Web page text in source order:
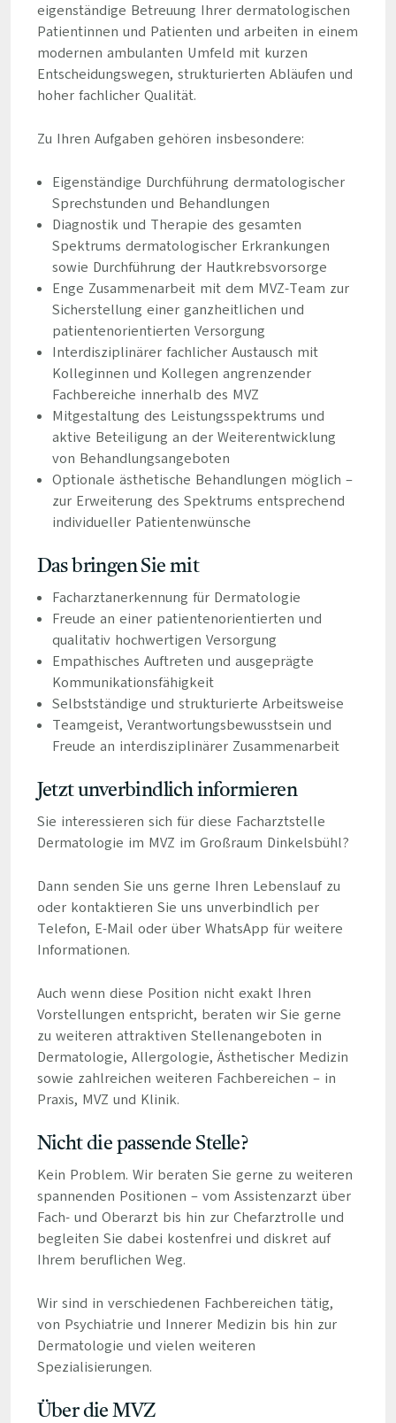
eigenständige Betreuung Ihrer dermatologischen
Patientinnen und Patienten und arbeiten in einem
modernen ambulanten Umfeld mit kurzen
Entscheidungswegen, strukturierten Abläufen und
hoher fachlicher Qualität.
Zu Ihren Aufgaben gehören insbesondere:
Eigenständige Durchführung dermatologischer
Sprechstunden und Behandlungen
Diagnostik und Therapie des gesamten
Spektrums dermatologischer Erkrankungen
sowie Durchführung der Hautkrebsvorsorge
Enge Zusammenarbeit mit dem MVZ-Team zur
Sicherstellung einer ganzheitlichen und
patientenorientierten Versorgung
Interdisziplinärer fachlicher Austausch mit
Kolleginnen und Kollegen angrenzender
Fachbereiche innerhalb des MVZ
Mitgestaltung des Leistungsspektrums und
aktive Beteiligung an der Weiterentwicklung
von Behandlungsangeboten
Optionale ästhetische Behandlungen möglich –
zur Erweiterung des Spektrums entsprechend
individueller Patientenwünsche
Das bringen Sie mit
Facharztanerkennung für Dermatologie
Freude an einer patientenorientierten und
qualitativ hochwertigen Versorgung
Empathisches Auftreten und ausgeprägte
Kommunikationsfähigkeit
Selbstständige und strukturierte Arbeitsweise
Teamgeist, Verantwortungsbewusstsein und
Freude an interdisziplinärer Zusammenarbeit
Jetzt unverbindlich informieren
Sie interessieren sich für diese Facharztstelle
Dermatologie im MVZ im Großraum Dinkelsbühl?
Dann senden Sie uns gerne Ihren Lebenslauf zu
oder kontaktieren Sie uns unverbindlich per
Telefon, E-Mail oder über WhatsApp für weitere
Informationen.
Auch wenn diese Position nicht exakt Ihren
Vorstellungen entspricht, beraten wir Sie gerne
zu weiteren attraktiven Stellenangeboten in
Dermatologie, Allergologie, Ästhetischer Medizin
sowie zahlreichen weiteren Fachbereichen – in
Praxis, MVZ und Klinik.
Nicht die passende Stelle?
Kein Problem. Wir beraten Sie gerne zu weiteren
spannenden Positionen – vom Assistenzarzt über
Fach- und Oberarzt bis hin zur Chefarztrolle und
begleiten Sie dabei kostenfrei und diskret auf
Ihrem beruflichen Weg.
Wir sind in verschiedenen Fachbereichen tätig,
von Psychiatrie und Innerer Medizin bis hin zur
Dermatologie und vielen weiteren
Spezialisierungen.
Über die MVZ